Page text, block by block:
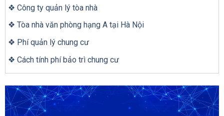
❖ Công ty quản lý tòa nhà
❖ Tòa nhà văn phòng hạng A tại Hà Nội
❖ Phí quản lý chung cư
❖ Cách tính phí bảo trì chung cư